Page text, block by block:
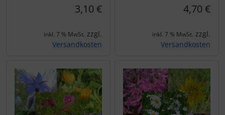
3,10 €
inkl. 7 % MwSt. zzgl.
Versandkosten
4,70 €
inkl. 7 % MwSt. zzgl.
Versandkosten